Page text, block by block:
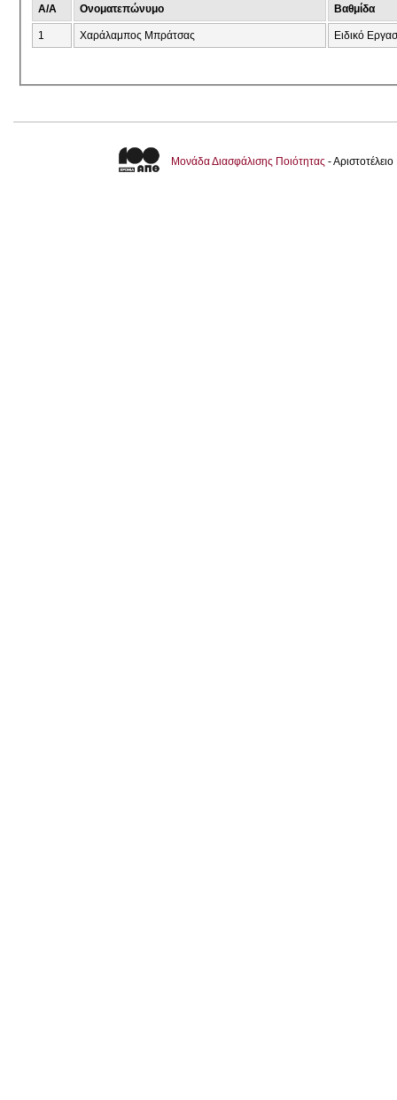
A/A Ονοματεπώνυμο Βαθμίδα
1 Χαράλαμπος Μπράτσας Ειδικό
Μονάδα Διασφάλισης Ποιότητας -